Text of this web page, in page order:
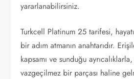
yararlanabilirsiniz.
Turkcell Platinum 25 tarifesi,
bir adım atmanın anahtarıdır.
kapsamı ve sunduğu
vazgeçilmez bir parçası haline